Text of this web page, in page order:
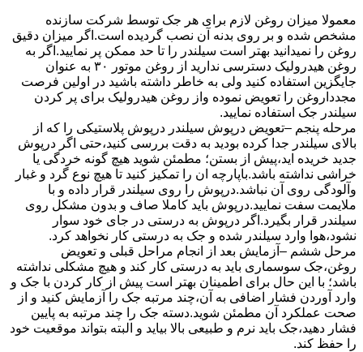
معمولا میزان روغن لازم برای هر جک توسط شرکت سازنده
مشخص شده و بر روی بدنه آن نصب گردیده است.اگر میزان دقیق
روغن را نمیدانید بهتر است سیلندر را تا حد ممکن پر نمایید.اگر به
روغن هیدرولیک دسترسی ندارید از روغن موتور ۳۰ به عنوان
جایگزین استفاده کنید ولی به خاطر داشته باشید در اولین فرصت
مجدداروغن را تعویض نموده واز روغن هیدرولیک برای پر کردن
سیلندر جک استفاده نمایید.
مرحله پنجم –تعویض درپوش سیلندر درپوش پلاستیکی را که از
بالای سیلندر جدا کرده بودید به دقت بررسی کنید،حتی اگر درپوش
جدید خریده اید،پیش از بستن؛ مطمئن شوید هیچ گونه خردگی یا
خراشی نداشته باشد.باپارچه ان را تمکیز کنید تا هیچ نوع گرد و غبار
وآلودگی روی آن نباشد.درپوش را روی سیلندر قرار داده و با
ملایمت سفت نمایید.درپوش باید کاملا صاف و بدون مشکل روی
سیلندر قرار بگیرد.اگر درپوش به درستی در جای خود سوار
نشود،هوا وارد سیلندر شده و جک به درستی کار نخواهد کرد.
مرحل ششم –آزمایش بعد از انجام مراحل قبلی و تعویض
روغن،جک سوسماری باید به درستی کار کند و هیچ مشکلی نداشته
باشد؛ با این حال برای اطمینان بهتر است پیش از کار کردن با جک و
وارد آوردن فشار اضافی به آن،چند مرتبه جک را آزمایش کنید و از
صحت عملکرد آن مطمئن شوید.دسته جک را چند مرتبه به پایین
فشار دهید،جک باید نرم و طبیعی بالا بیاید و البته بتواند موقعیت خود
را حفظ کند.